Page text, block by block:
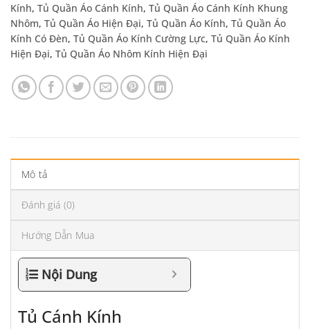
Kính, Tủ Quần Áo Cánh Kính, Tủ Quần Áo Cánh Kính Khung
Nhôm, Tủ Quần Áo Hiện Đại, Tủ Quần Áo Kính, Tủ Quần Áo
Kính Có Đèn, Tủ Quần Áo Kính Cường Lực, Tủ Quần Áo Kính
Hiện Đại, Tủ Quần Áo Nhôm Kính Hiện Đại
Mô tả
Đánh giá (0)
Hướng Dẫn Mua
Nội Dung
Tủ Cánh Kính